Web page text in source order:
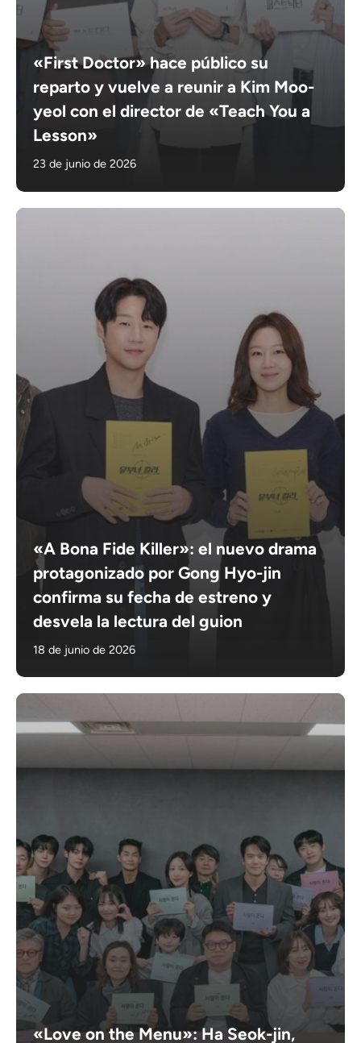
«First Doctor» hace público su
reparto y vuelve a reunir a Kim Moo-
yeol con el director de «Teach You a
Lesson»
23 de junio de 2026
«A Bona Fide Killer»: el nuevo drama
protagonizado por Gong Hyo-jin
confirma su fecha de estreno y
desvela la lectura del guion
18 de junio de 2026
«Love on the Menu»: Ha Seok-jin,